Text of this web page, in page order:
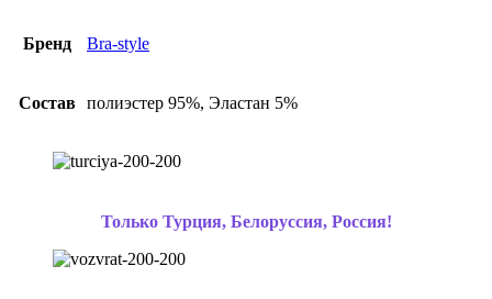
Бренд Bra-style
Состав полиэстер 95%, Эластан 5%
Только Турция, Белоруссия, Россия!